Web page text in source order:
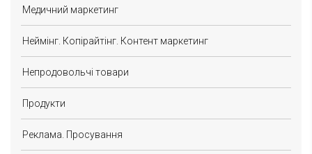
Медичний маркетинг
Неймінг. Копірайтінг. Контент маркетинг
Непродовольчі товари
Продукти
Реклама. Просування